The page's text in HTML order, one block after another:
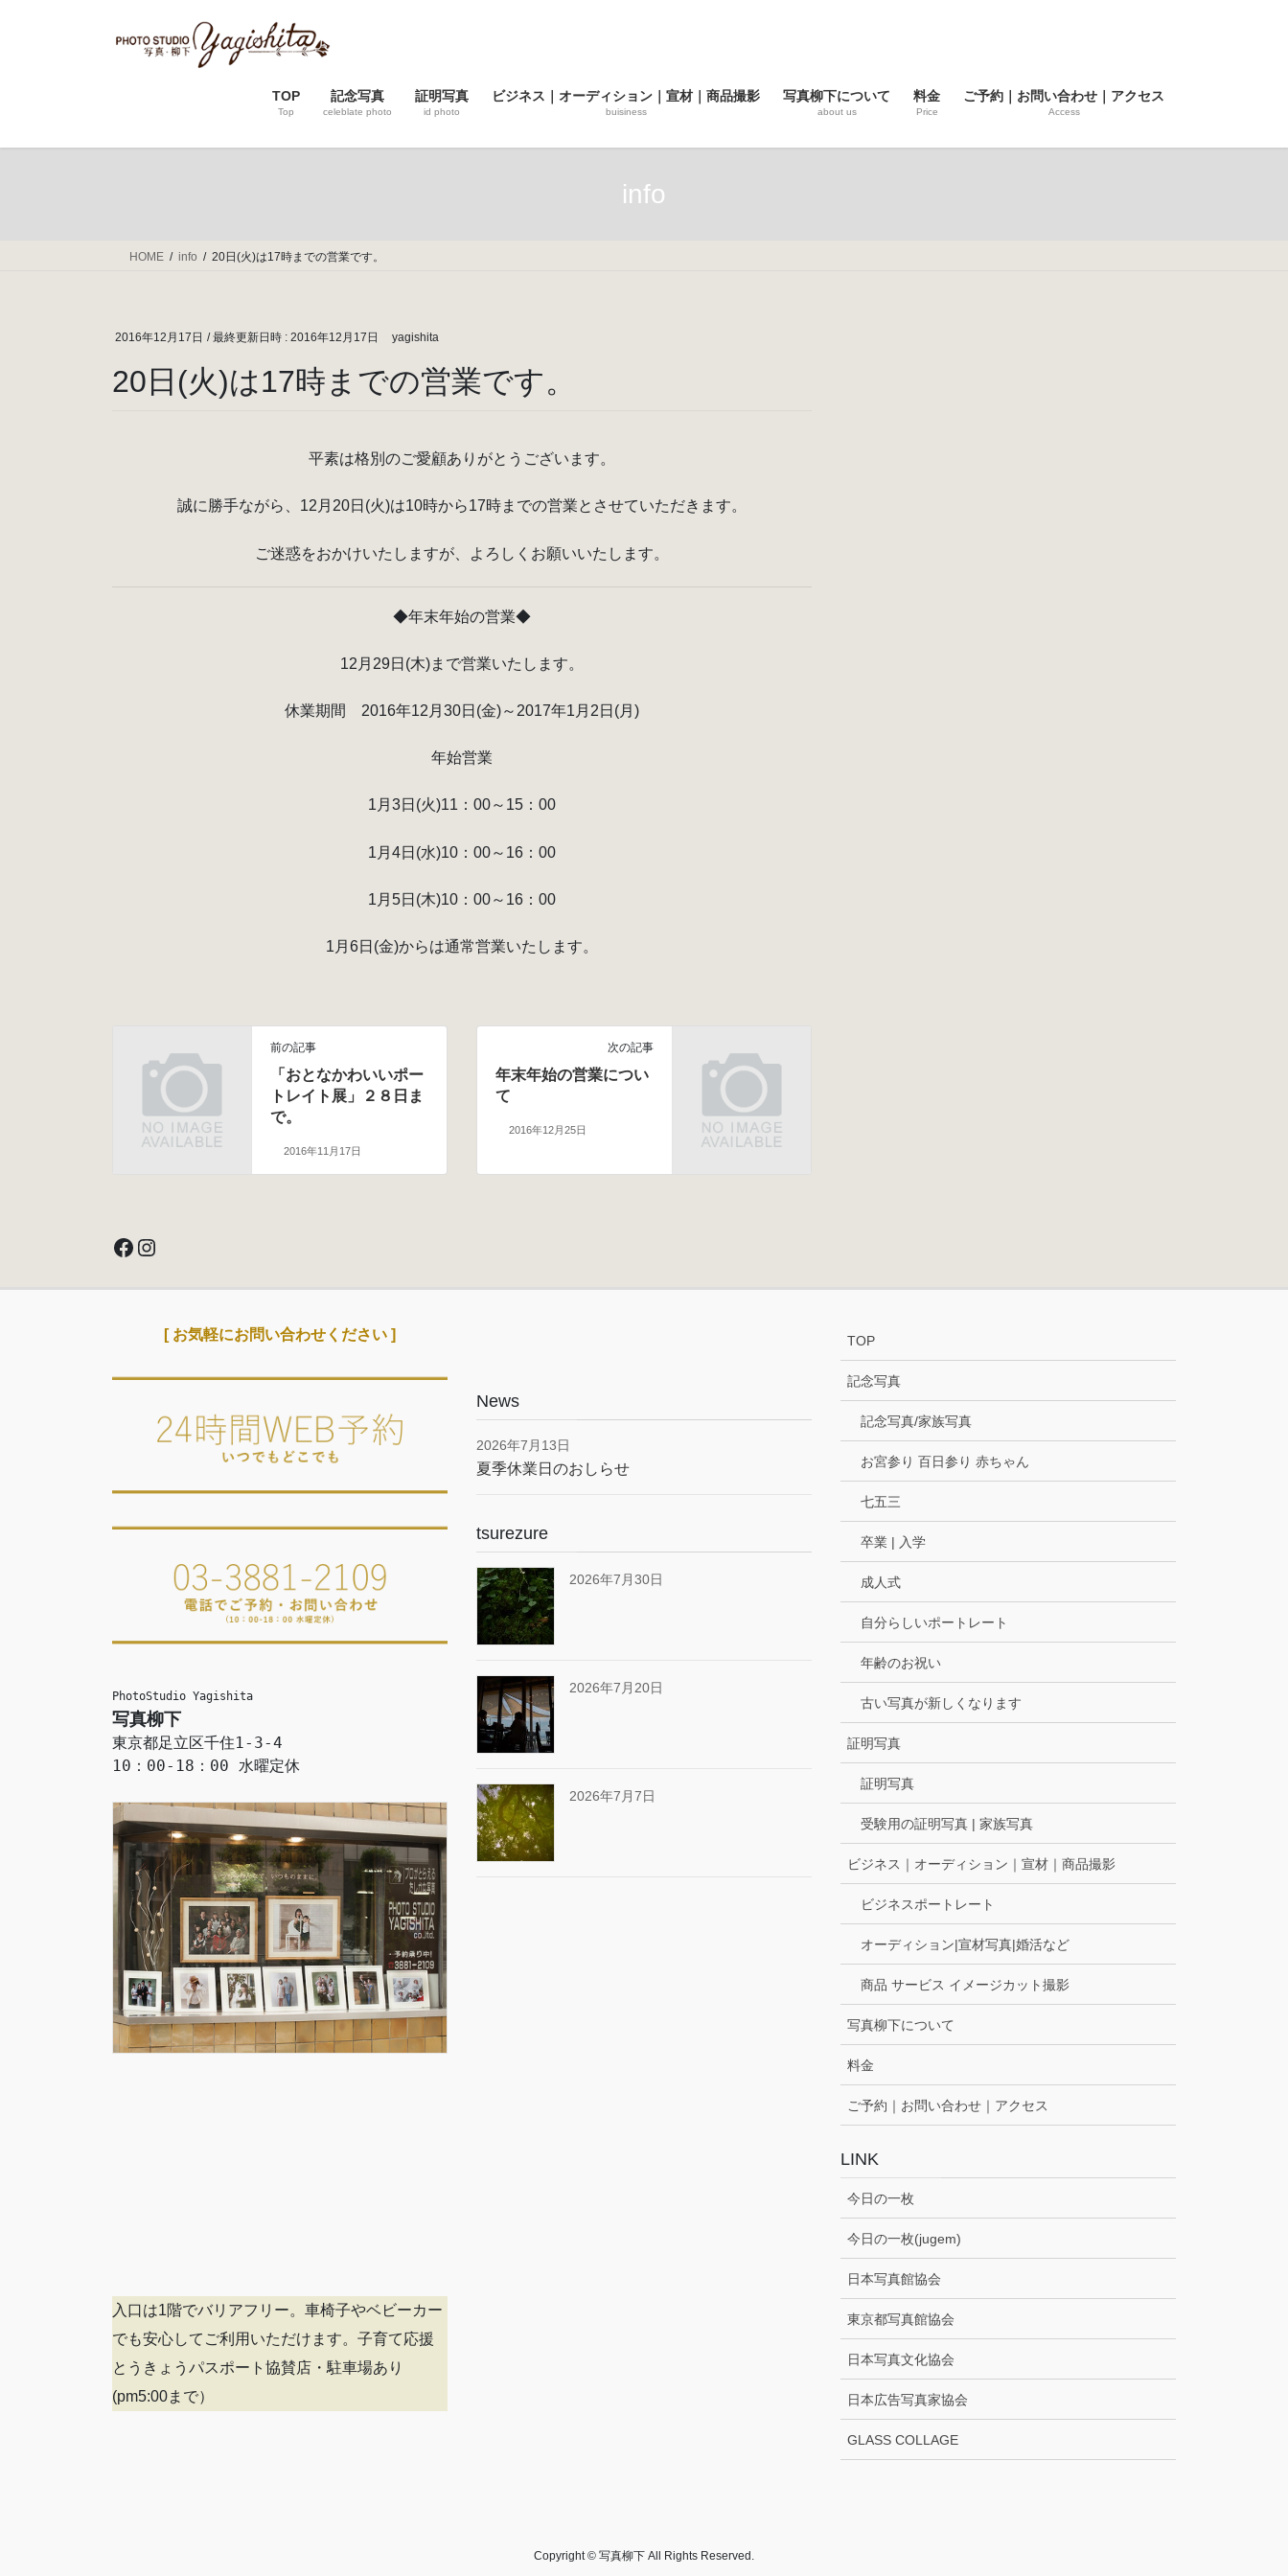
ス
ン
TOP
Top
記念写真
celeblate photo
証明写真
id photo
ビジネス｜オーディション｜宣材｜商品撮影
buisiness
写真柳下について
about us
料金
Price
ご予約｜お問い合わせ｜アクセス
Access
info
HOME info 20日(火)は17時までの営業です。
2016年12月17日 / 最終更新日時 : 2016年12月17日 yagishita
20日(火)は17時までの営業です。
平素は格別のご愛顧ありがとうございます。
誠に勝手ながら、12月20日(火)は10時から17時までの営業とさせていただきます。
ご迷惑をおかけいたしますが、よろしくお願いいたします。
◆年末年始の営業◆
12月29日(木)まで営業いたします。
休業期間 2016年12月30日(金)～2017年1月2日(月)
年始営業
1月3日(火)11：00～15：00
1月4日(水)10：00～16：00
1月5日(木)10：00～16：00
1月6日(金)からは通常営業いたします。
前の記事
「おとなかわいいポー
トレイト展」２８日ま
で。
2016年11月17日
次の記事
年末年始の営業につい
て
2016年12月25日
Facebook
Instagram
[ お気軽にお問い合わせください ]
PhotoStudio Yagishita
写真柳下
東京都足立区千住1-3-4
10：00-18：00 水曜定休
入口は1階でバリアフリー。車椅子やベビーカー
でも安心してご利用いただけます。子育て応援
とうきょうパスポート協賛店・駐車場あり
(pm5:00まで）
News
2026年7月13日
夏季休業日のおしらせ
tsurezure
2026年7月30日
2026年7月20日
2026年7月7日
TOP
記念写真
記念写真/家族写真
お宮参り 百日参り 赤ちゃん
七五三
卒業 | 入学
成人式
自分らしいポートレート
年齢のお祝い
古い写真が新しくなります
証明写真
証明写真
受験用の証明写真 | 家族写真
ビジネス｜オーディション｜宣材｜商品撮影
ビジネスポートレート
オーディション|宣材写真|婚活など
商品 サービス イメージカット撮影
写真柳下について
料金
ご予約｜お問い合わせ｜アクセス
LINK
今日の一枚
今日の一枚(jugem)
日本写真館協会
東京都写真館協会
日本写真文化協会
日本広告写真家協会
GLASS COLLAGE
Copyright © 写真柳下 All Rights Reserved.